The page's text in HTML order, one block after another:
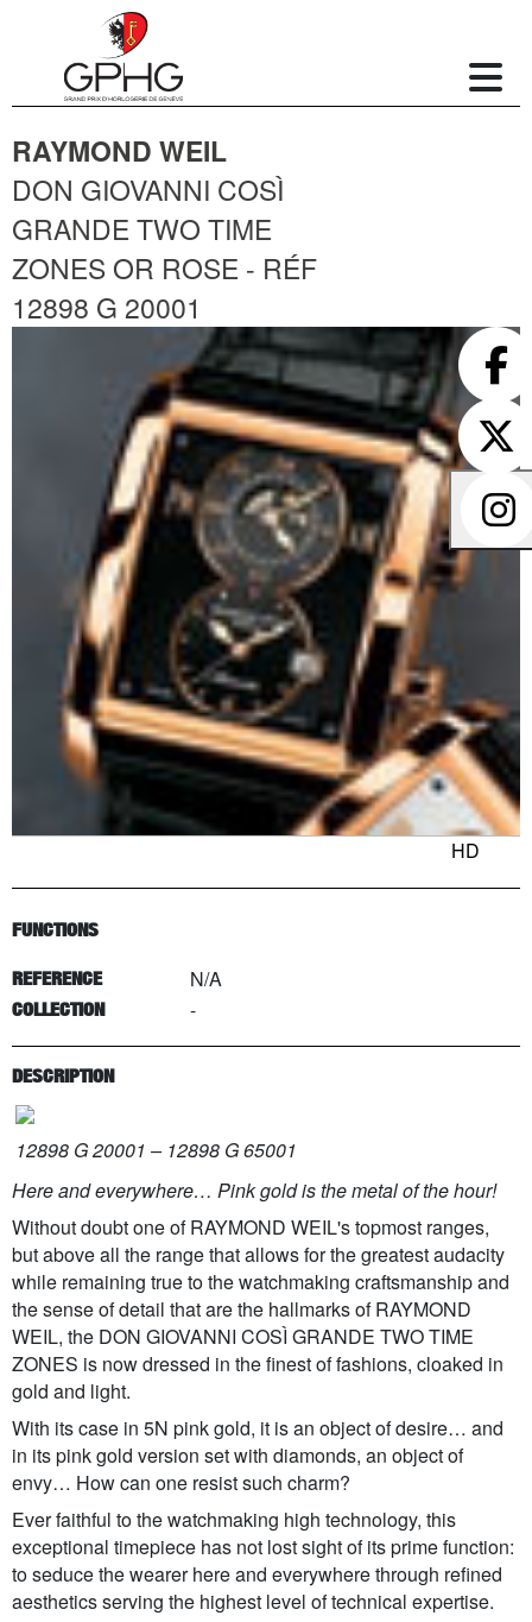
RAYMOND WEIL
DON GIOVANNI COSÌ
GRANDE TWO TIME
ZONES OR ROSE - RÉF
12898 G 20001
HD
FUNCTIONS
REFERENCE N/A
COLLECTION -
DESCRIPTION
12898 G 20001 – 12898 G 65001
Here and everywhere… Pink gold is the metal of the hour!
Without doubt one of RAYMOND WEIL's topmost ranges,
but above all the range that allows for the greatest audacity
while remaining true to the watchmaking craftsmanship and
the sense of detail that are the hallmarks of RAYMOND
WEIL, the DON GIOVANNI COSÌ GRANDE TWO TIME
ZONES is now dressed in the finest of fashions, cloaked in
gold and light.
With its case in 5N pink gold, it is an object of desire… and
in its pink gold version set with diamonds, an object of
envy… How can one resist such charm?
Ever faithful to the watchmaking high technology, this
exceptional timepiece has not lost sight of its prime function:
to seduce the wearer here and everywhere through refined
aesthetics serving the highest level of technical expertise.